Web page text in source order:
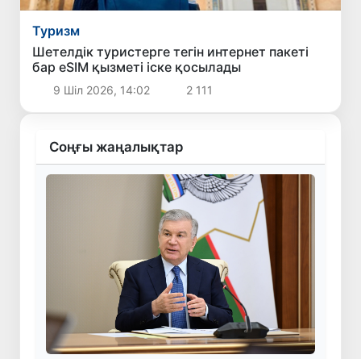
Туризм
Шетелдік туристерге тегін интернет пакеті
бар eSIM қызметі іске қосылады
9 Шіл 2026, 14:02 2 111
Соңғы жаңалықтар